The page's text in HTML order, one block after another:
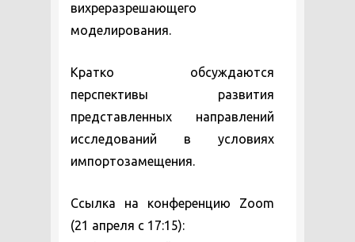
вихреразрешающего
моделирования.
Кратко обсуждаются
перспективы развития
представленных направлений
исследований в условиях
импортозамещения.
Ссылка на конференцию Zoom
(21 апреля с 17:15):